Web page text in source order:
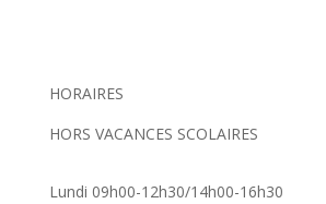
HORAIRES
HORS VACANCES SCOLAIRES
Lundi 09h00-12h30/14h00-16h30